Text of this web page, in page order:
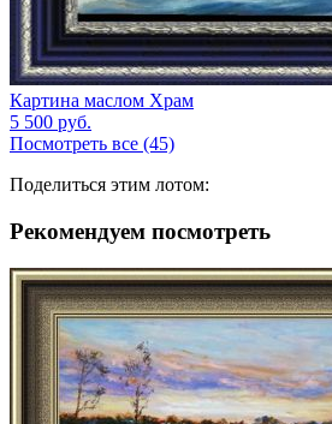
Картина маслом Храм
5 500 руб.
Посмотреть все (45)
Поделиться этим лотом:
Рекомендуем посмотреть